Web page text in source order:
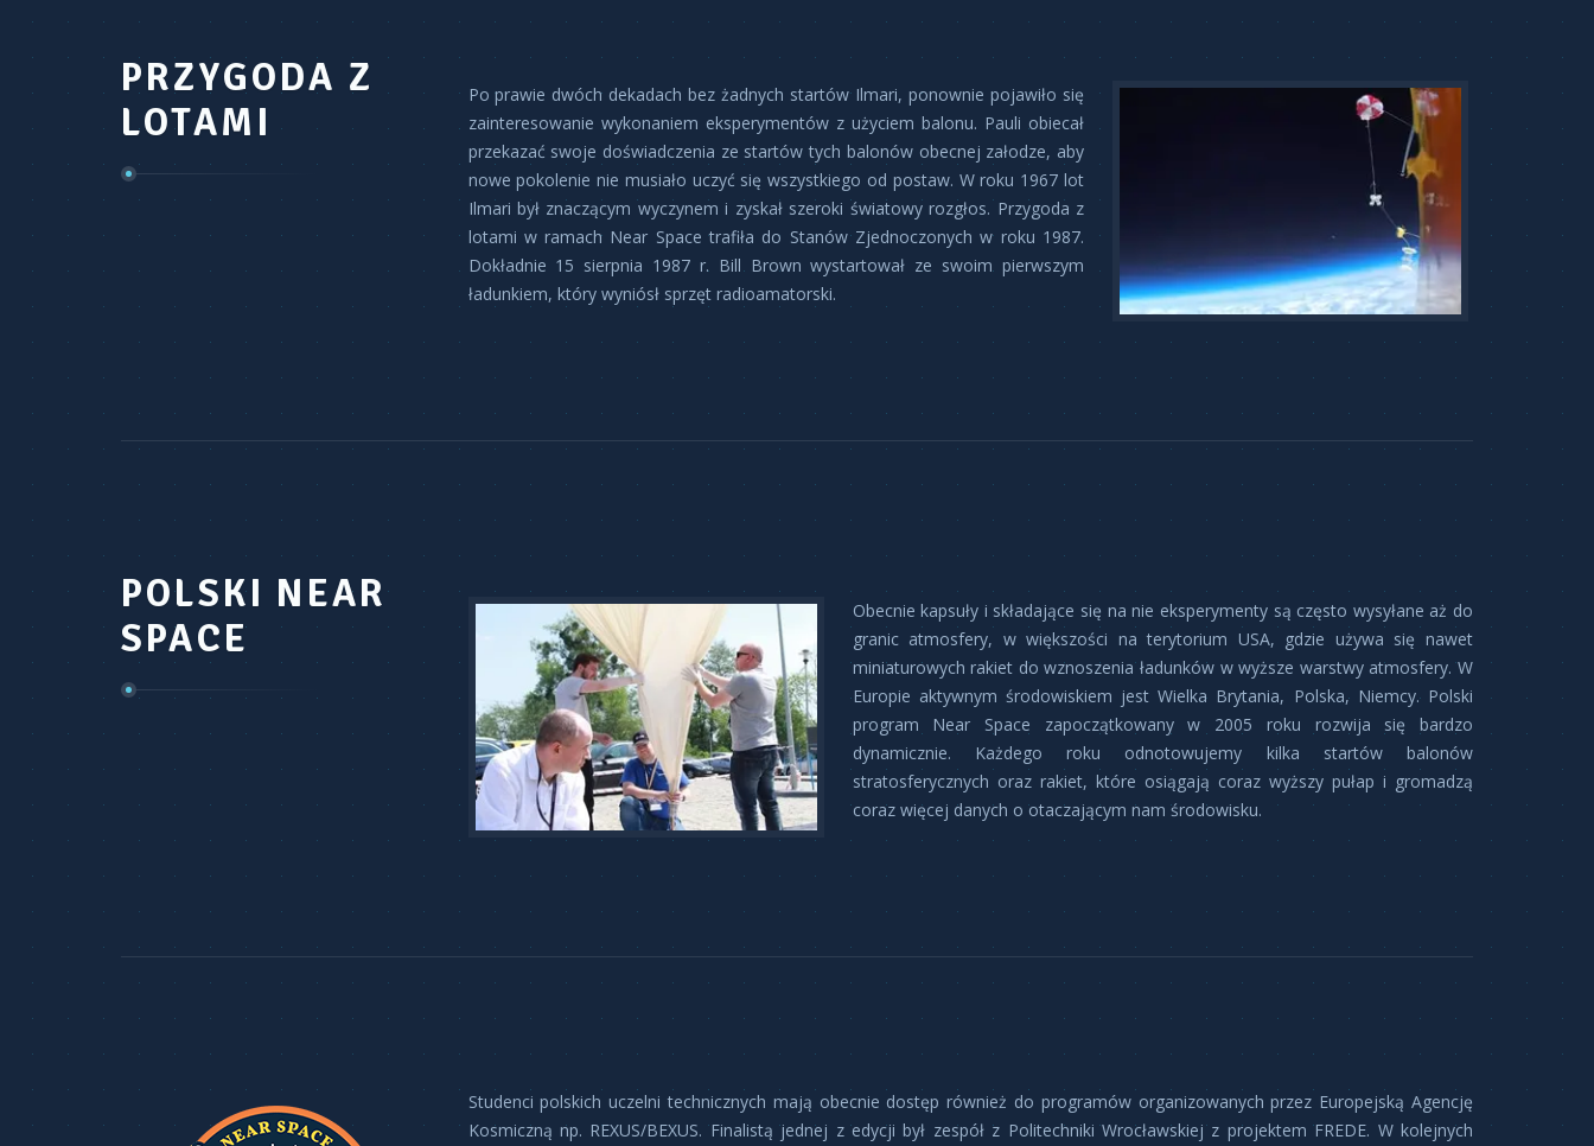
PRZYGODA Z
LOTAMI
Po prawie dwóch dekadach bez żadnych startów Ilmari, ponownie pojawiło się
zainteresowanie wykonaniem eksperymentów z użyciem balonu. Pauli obiecał
przekazać swoje doświadczenia ze startów tych balonów obecnej załodze, aby
nowe pokolenie nie musiało uczyć się wszystkiego od postaw. W roku 1967 lot
Ilmari był znaczącym wyczynem i zyskał szeroki światowy rozgłos. Przygoda z
lotami w ramach Near Space trafiła do Stanów Zjednoczonych w roku 1987.
Dokładnie 15 sierpnia 1987 r. Bill Brown wystartował ze swoim pierwszym
ładunkiem, który wyniósł sprzęt radioamatorski.
POLSKI NEAR
SPACE
Obecnie kapsuły i składające się na nie eksperymenty są często wysyłane aż do
granic atmosfery, w większości na terytorium USA, gdzie używa się nawet
miniaturowych rakiet do wznoszenia ładunków w wyższe warstwy atmosfery. W
Europie aktywnym środowiskiem jest Wielka Brytania, Polska, Niemcy. Polski
program Near Space zapoczątkowany w 2005 roku rozwija się bardzo
dynamicznie. Każdego roku odnotowujemy kilka startów balonów
stratosferycznych oraz rakiet, które osiągają coraz wyższy pułap i gromadzą
coraz więcej danych o otaczającym nam środowisku.
Studenci polskich uczelni technicznych mają obecnie dostęp również do programów organizowanych przez Europejską Agencję
Kosmiczną np. REXUS/BEXUS. Finalistą jednej z edycji był zespół z Politechniki Wrocławskiej z projektem FREDE. W kolejnych